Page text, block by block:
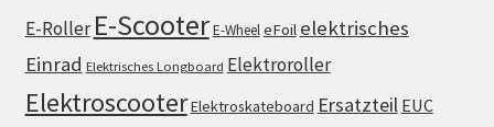
E-Roller E-ScooterE-WheeleFoil elektrisches
Einrad Elektrisches Longboard Elektroroller
ElektroscooterElektroskateboard Ersatzteil EUC